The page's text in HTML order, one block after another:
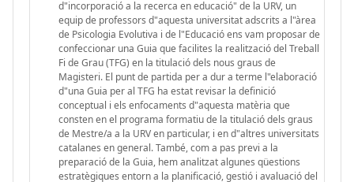
d"incorporació a la recerca en educació" de la URV, un
equip de professors d"aquesta universitat adscrits a l"àrea
de Psicologia Evolutiva i de l"Educació ens vam proposar de
confeccionar una Guia que facilites la realització del Treball
Fi de Grau (TFG) en la titulació dels nous graus de
Magisteri. El punt de partida per a dur a terme l"elaboració
d"una Guia per al TFG ha estat revisar la definició
conceptual i els enfocaments d"aquesta matèria que
consten en el programa formatiu de la titulació dels graus
de Mestre/a a la URV en particular, i en d"altres universitats
catalanes en general. També, com a pas previ a la
preparació de la Guia, hem analitzat algunes qüestions
estratègiques entorn a la planificació, gestió i avaluació del